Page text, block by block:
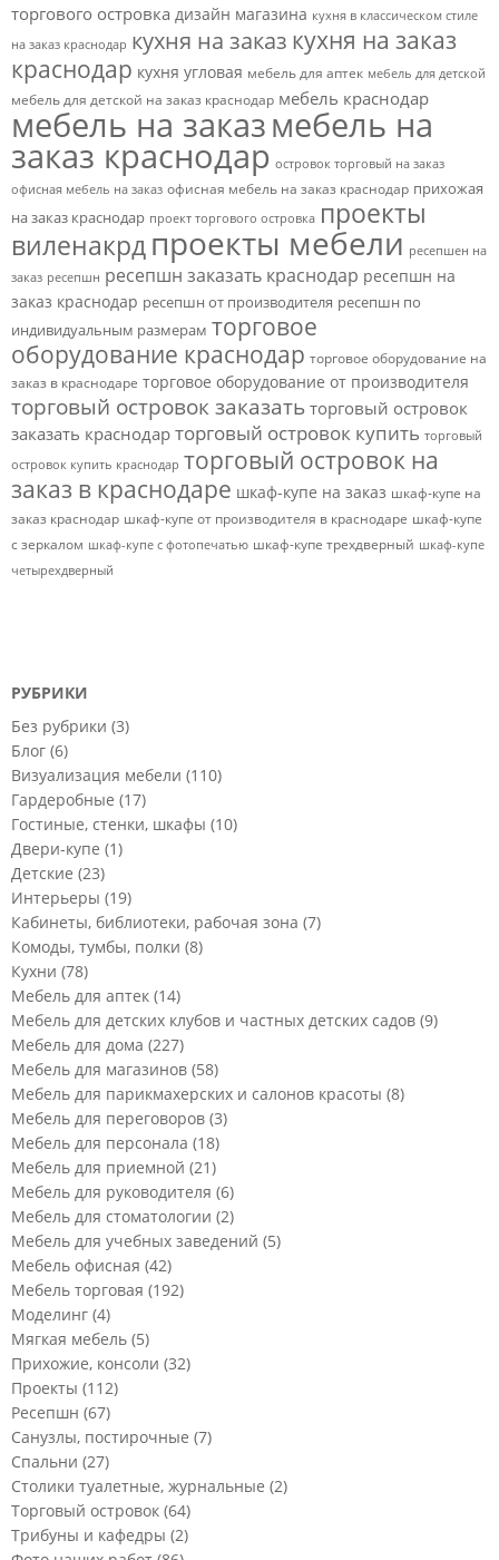
торгового островка дизайн магазина кухня в классическом стиле
на заказ краснодар кухня на заказ кухня на заказ
краснодар кухня угловая мебель для аптек мебель для детской
мебель для детской на заказ краснодар мебель краснодар
мебель на заказмебель на
заказ краснодар островок торговый на заказ
офисная мебель на заказ офисная мебель на заказ краснодар прихожая
на заказ краснодар проект торгового островка проекты
виленакрдпроекты мебели ресепшен на
заказ ресепшн ресепшн заказать краснодар ресепшн на
заказ краснодар ресепшн от производителя ресепшн по
индивидуальным размерам торговое
оборудование краснодар торговое оборудование на
заказ в краснодаре торговое оборудование от производителя
торговый островок заказать торговый островок
заказать краснодар торговый островок купить торговый
островок купить краснодар торговый островок на
заказ в краснодаре шкаф-купе на заказ шкаф-купе на
заказ краснодар шкаф-купе от производителя в краснодаре шкаф-купе
с зеркалом шкаф-купе с фотопечатью шкаф-купе трехдверный шкаф-купе
четырехдверный
РУБРИКИ
Без рубрики (3)
Блог (6)
Визуализация мебели (110)
Гардеробные (17)
Гостиные, стенки, шкафы (10)
Двери-купе (1)
Детские (23)
Интерьеры (19)
Кабинеты, библиотеки, рабочая зона (7)
Комоды, тумбы, полки (8)
Кухни (78)
Мебель для аптек (14)
Мебель для детских клубов и частных детских садов (9)
Мебель для дома (227)
Мебель для магазинов (58)
Мебель для парикмахерских и салонов красоты (8)
Мебель для переговоров (3)
Мебель для персонала (18)
Мебель для приемной (21)
Мебель для руководителя (6)
Мебель для стоматологии (2)
Мебель для учебных заведений (5)
Мебель офисная (42)
Мебель торговая (192)
Моделинг (4)
Мягкая мебель (5)
Прихожие, консоли (32)
Проекты (112)
Ресепшн (67)
Санузлы, постирочные (7)
Спальни (27)
Столики туалетные, журнальные (2)
Торговый островок (64)
Трибуны и кафедры (2)